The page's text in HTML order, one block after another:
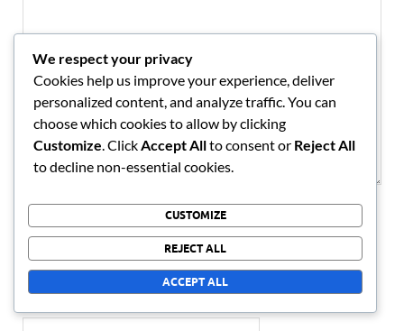
We respect your privacy
Cookies help us improve your experience, deliver
personalized content, and analyze traffic. You can
choose which cookies to allow by clicking
Customize . Click Accept Allto consent or Reject All
to decline non-essential cookies.
CUSTOMIZE
REJECT ALL
ACCEPT ALL